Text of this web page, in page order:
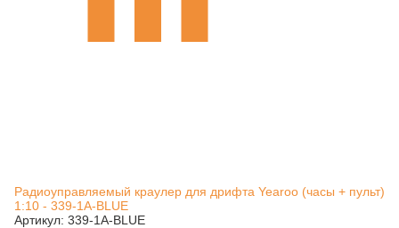
Радиоуправляемый краулер для дрифта Yearoo (часы + пульт)
1:10 - 339-1A-BLUE
Артикул: 339-1A-BLUE